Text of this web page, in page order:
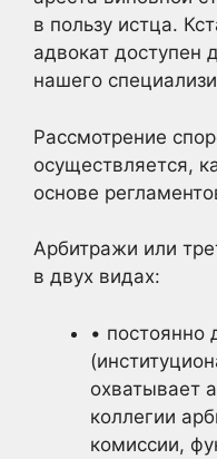
в пользу истца.
адвокат доступен
нашего
Рассмотрение
осуществляется,
основе
Арбитражи или
в двух видах:
•
охватывает
коллегии
комиссии,